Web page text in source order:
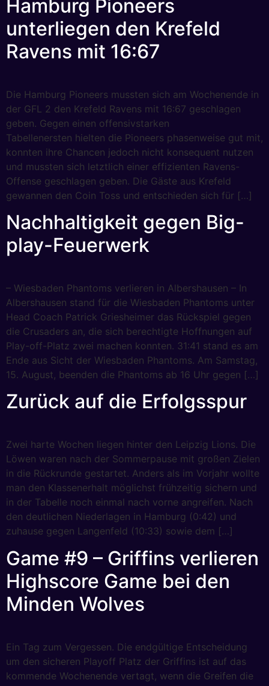
Hamburg Pioneers
unterliegen den Krefeld
Ravens mit 16:67
Die Hamburg Pioneers mussten sich am Wochenende in
der GFL 2 den Krefeld Ravens mit 16:67 geschlagen
geben. Gegen einen offensivstarken
Tabellenersten hielten die Pioneers phasenweise gut mit,
konnten ihre Chancen jedoch nicht konsequent nutzen
und mussten sich letztlich einer effizienten Ravens-
Offense geschlagen geben. Die Gäste aus Krefeld
gewannen den Coin Toss und entschieden sich für […]
Nachhaltigkeit gegen Big-
play-Feuerwerk
– Wiesbaden Phantoms verlieren in Albershausen – In
Albershausen stand für die Wiesbaden Phantoms unter
Head Coach Patrick Griesheimer das Rückspiel gegen
die Crusaders an, die sich berechtigte Hoffnungen auf
Play-off-Platz zwei machen konnten. 31:41 stand es am
Ende aus Sicht der Wiesbaden Phantoms. Am Samstag,
15. August, beenden die Phantoms ab 16 Uhr gegen […]
Zurück auf die Erfolgsspur
Zwei harte Wochen liegen hinter den Leipzig Lions. Die
Löwen waren nach der Sommerpause mit großen Zielen
in die Rückrunde gestartet. Anders als im Vorjahr wollte
man den Klassenerhalt möglichst frühzeitig sichern und
in der Tabelle noch einmal nach vorne angreifen. Nach
den deutlichen Niederlagen in Hamburg (0:42) und
zuhause gegen Langenfeld (10:33) sowie dem […]
Game #9 – Griffins verlieren
Highscore Game bei den
Minden Wolves
Ein Tag zum Vergessen. Die endgültige Entscheidung
um den sicheren Playoff Platz der Griffins ist auf das
kommende Wochenende vertagt, wenn die Greifen die